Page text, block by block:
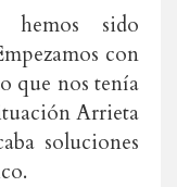
hemos sido
con
que nos tenía
Arrieta
soluciones